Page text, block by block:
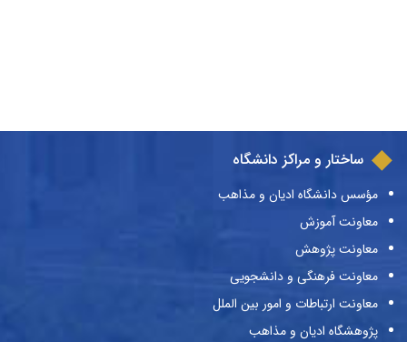
ساختار و مراکز دانشگاه
مؤسس دانشگاه ادیان و مذاهب
معاونت آموزش
معاونت پژوهش
معاونت فرهنگی و دانشجویی
معاونت ارتباطات و امور بین الملل
پژوهشگاه ادیان و مذاهب